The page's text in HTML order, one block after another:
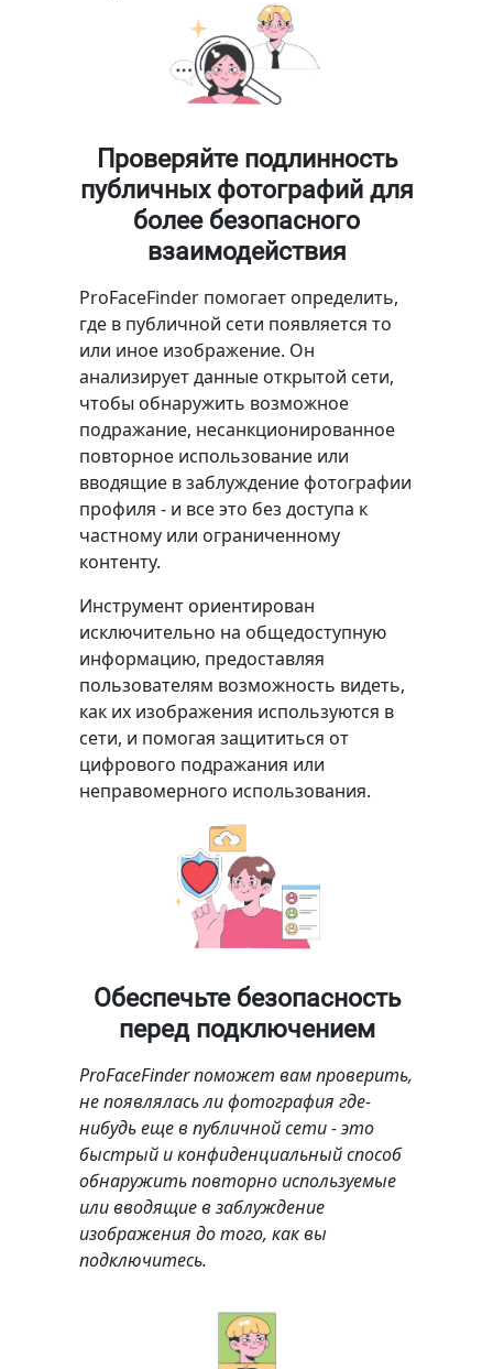
Проверяйте подлинность
публичных фотографий для
более безопасного
взаимодействия
ProFaceFinder помогает определить,
где в публичной сети появляется то
или иное изображение. Он
анализирует данные открытой сети,
чтобы обнаружить возможное
подражание, несанкционированное
повторное использование или
вводящие в заблуждение фотографии
профиля - и все это без доступа к
частному или ограниченному
контенту.
Инструмент ориентирован
исключительно на общедоступную
информацию, предоставляя
пользователям возможность видеть,
как их изображения используются в
сети, и помогая защититься от
цифрового подражания или
неправомерного использования.
Обеспечьте безопасность
перед подключением
ProFaceFinder поможет вам проверить,
не появлялась ли фотография где-
нибудь еще в публичной сети - это
быстрый и конфиденциальный способ
обнаружить повторно используемые
или вводящие в заблуждение
изображения до того, как вы
подключитесь.